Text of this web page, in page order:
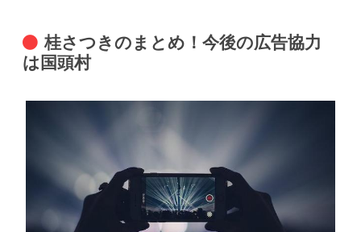
桂さつきのまとめ！今後の広告協力
は国頭村